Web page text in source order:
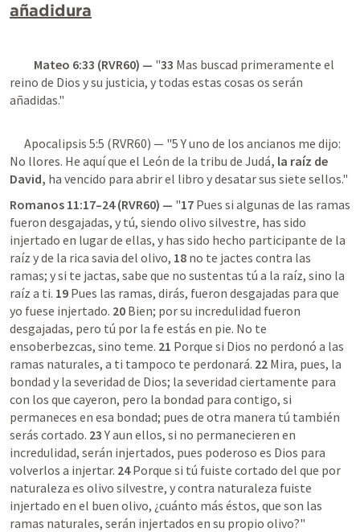
añadidura
Mateo 6:33 (RVR60) — "33 Mas buscad primeramente el
reino de Dios y su justicia, y todas estas cosas os serán
Apocalipsis 5:5 (RVR60) — "5 Y uno de los ancianos me dijo:
No llores. He aquí que el León de la tribu de Judá, la raíz de
David, ha vencido para abrir el libro y desatar sus siete sellos."
Romanos 11:17–24 (RVR60) — "17 Pues si algunas de las ramas
fueron desgajadas, y tú, siendo olivo silvestre, has sido
injertado en lugar de ellas, y has sido hecho participante de la
raíz y de la rica savia del olivo, 18 no te jactes contra las
ramas; y si te jactas, sabe que no sustentas tú a la raíz, sino la
raíz a ti. 19 Pues las ramas, dirás, fueron desgajadas para que
yo fuese injertado. 20 Bien; por su incredulidad fueron
desgajadas, pero tú por la fe estás en pie. No te
ensoberbezcas, sino teme. 21 Porque si Dios no perdonó a las
ramas naturales, a ti tampoco te perdonará. 22 Mira, pues, la
bondad y la severidad de Dios; la severidad ciertamente para
con los que cayeron, pero la bondad para contigo, si
permaneces en esa bondad; pues de otra manera tú también
serás cortado. 23 Y aun ellos, si no permanecieren en
incredulidad, serán injertados, pues poderoso es Dios para
volverlos a injertar. 24 Porque si tú fuiste cortado del que por
naturaleza es olivo silvestre, y contra naturaleza fuiste
injertado en el buen olivo, ¿cuánto más éstos, que son las
ramas naturales, serán injertados en su propio olivo?"